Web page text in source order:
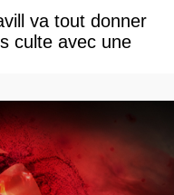
va tout donner
culte avec une